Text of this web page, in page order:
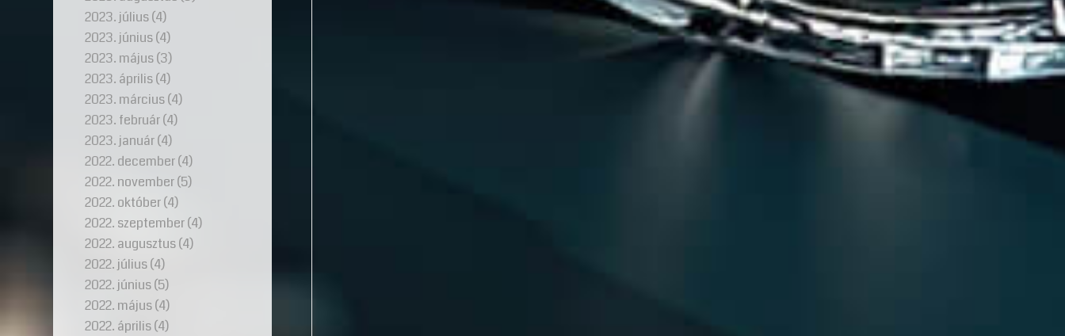
2023. július(4)
2023. június(4)
2023. május(3)
2023. április(4)
2023. március(4)
2023. február(4)
2023. január(4)
2022. december(4)
2022. november(5)
2022. október(4)
2022. szeptember(4)
2022. augusztus(4)
2022. július(4)
2022. június(5)
2022. május(4)
2022. április(4)